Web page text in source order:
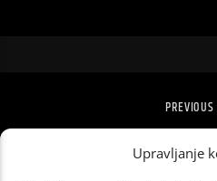
Upravljanje
PREVIOUS
STREAM